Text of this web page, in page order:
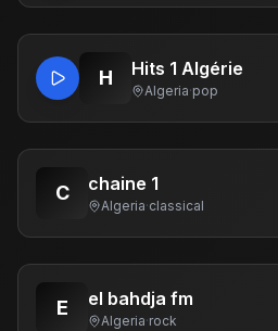
H Hits 1 Algérie
Algeria·pop
C chaine 1
Algeria·classical
E el bahdja fm
Algeria·rock